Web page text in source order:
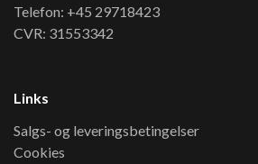
Telefon: +45 29718423
CVR: 31553342
Links
Salgs- og leveringsbetingelser
Cookies